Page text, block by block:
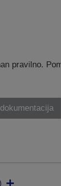
pravilno.